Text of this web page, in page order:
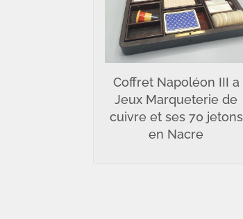
Coffret Napoléon III a
Jeux Marqueterie de
cuivre et ses 70 jetons
en Nacre